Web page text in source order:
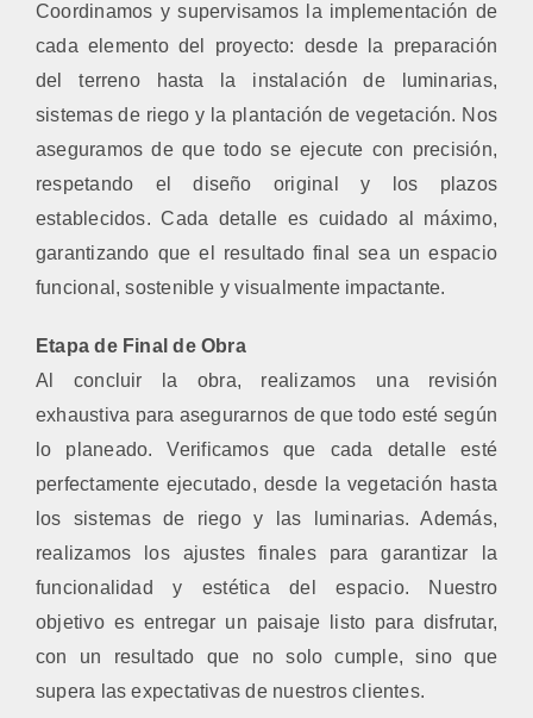
Coordinamos y supervisamos la implementación de
cada elemento del proyecto: desde la preparación
del terreno hasta la instalación de luminarias,
sistemas de riego y la plantación de vegetación. Nos
aseguramos de que todo se ejecute con precisión,
respetando el diseño original y los plazos
establecidos. Cada detalle es cuidado al máximo,
garantizando que el resultado final sea un espacio
funcional, sostenible y visualmente impactante.
Etapa de Final de Obra
Al concluir la obra, realizamos una revisión
exhaustiva para asegurarnos de que todo esté según
lo planeado. Verificamos que cada detalle esté
perfectamente ejecutado, desde la vegetación hasta
los sistemas de riego y las luminarias. Además,
realizamos los ajustes finales para garantizar la
funcionalidad y estética del espacio. Nuestro
objetivo es entregar un paisaje listo para disfrutar,
con un resultado que no solo cumple, sino que
supera las expectativas de nuestros clientes.